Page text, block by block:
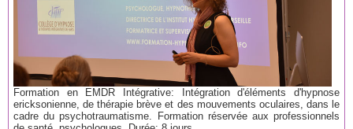
Formation en EMDR Intégrative: Intégration d'éléments d'hypnose
ericksonienne, de thérapie brève et des mouvements oculaires, dans le
cadre du psychotraumatisme. Formation réservée aux professionnels